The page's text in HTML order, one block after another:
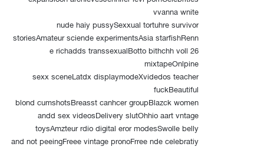
vvanna wnite
nude haiy pussySexxual tortuhre survivor
storiesAmateur sciende experimentsAsia starfishRenn
e richadds transsexualBotto bithchh voll 26
mixtapeOnlpine
sexx sceneLatdx displaymodeXvidedos teacher
fuckBeautiful
blond cumshotsBreasst canhcer groupBlazck women
andd sex videosDelivery slutOhhio aart vntage
toysAmzteur rdio digital eror modesSwolle belly
and not peeingFreee vintage pronoFrree nde celebratiy